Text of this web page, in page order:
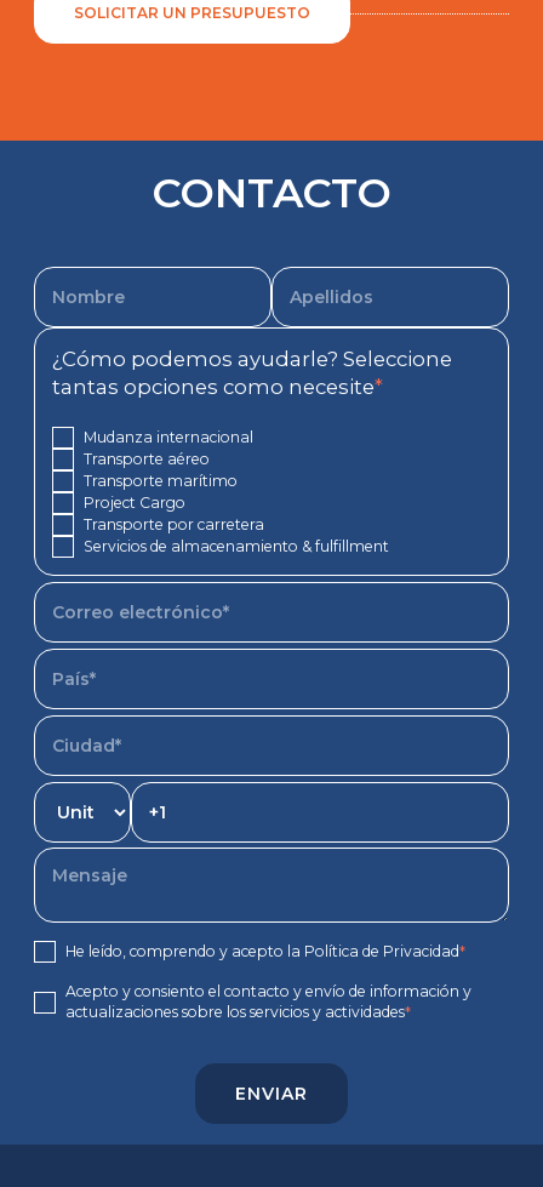
SOLICITAR UN PRESUPUESTO
CONTACTO
¿Cómo podemos ayudarle? Seleccione
tantas opciones como necesite*
Mudanza internacional
Transporte aéreo
Transporte marítimo
Project Cargo
Transporte por carretera
Servicios de almacenamiento & fulfillment
He leído, comprendo y acepto la Política de Privacidad*
Acepto y consiento el contacto y envío de información y
actualizaciones sobre los servicios y actividades*